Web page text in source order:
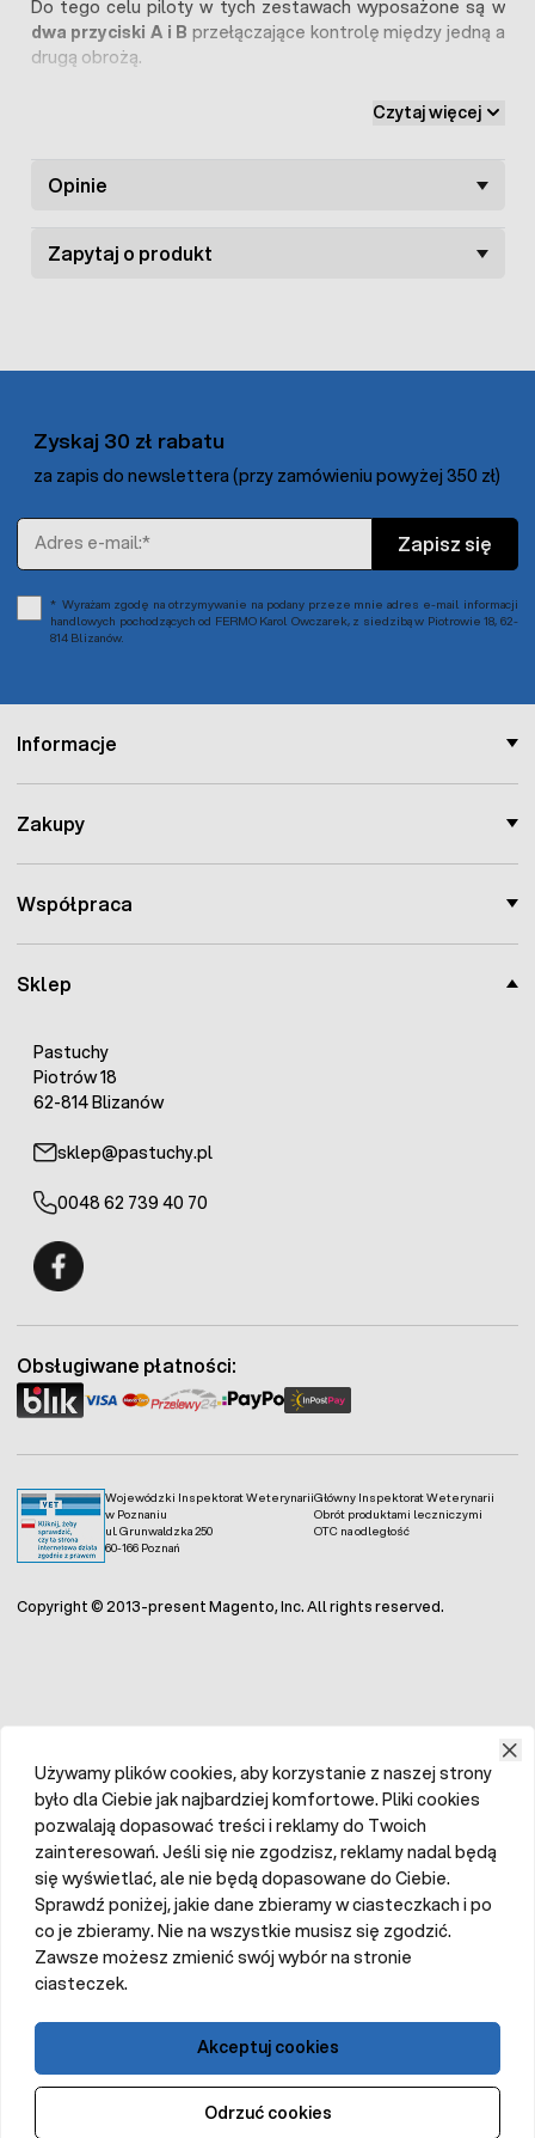
Do tego celu piloty w tych zestawach wyposażone są w
dwa przyciski A i B przełączające kontrolę między jedną a
drugą obrożą.
Wraz z dodatkową obrożą dla psa dostarczane są
obroża treningowa dla psa,
długości 12 i 17 mm
Czytaj więcej
Opinie
Zapytaj o produkt
Sklep
Pastuchy
Piotrów 18
62-814 Blizanów
sklep@pastuchy.pl
0048 62 739 40 70
Informacje
Zakupy
Współpraca
Zyskaj 30 zł rabatu
za zapis do newslettera (przy zamówieniu powyżej 350 zł)
Adres e-mail
Zapisz się
Wyrażam zgodę na otrzymywanie na podany przeze mnie adres e-mail informacji
handlowych pochodzących od FERMO Karol Owczarek, z siedzibą w Piotrowie 18, 62-
814 Blizanów.
Wojewódzki Inspektorat Weterynarii
w Poznaniu
ul. Grunwaldzka 250
60-166 Poznań
Główny Inspektorat Weterynarii
Obrót produktami leczniczymi
OTC na odległość
Obsługiwane płatności:
Copyright © 2013-present Magento, Inc. All rights reserved.
Używamy plików cookies, aby korzystanie z naszej strony
było dla Ciebie jak najbardziej komfortowe. Pliki cookies
pozwalają dopasować treści i reklamy do Twoich
zainteresowań. Jeśli się nie zgodzisz, reklamy nadal będą
się wyświetlać, ale nie będą dopasowane do Ciebie.
Sprawdź poniżej, jakie dane zbieramy w ciasteczkach i po
co je zbieramy. Nie na wszystkie musisz się zgodzić.
Zawsze możesz zmienić swój wybór na stronie
ciasteczek.
Akceptuj cookies
Odrzuć cookies